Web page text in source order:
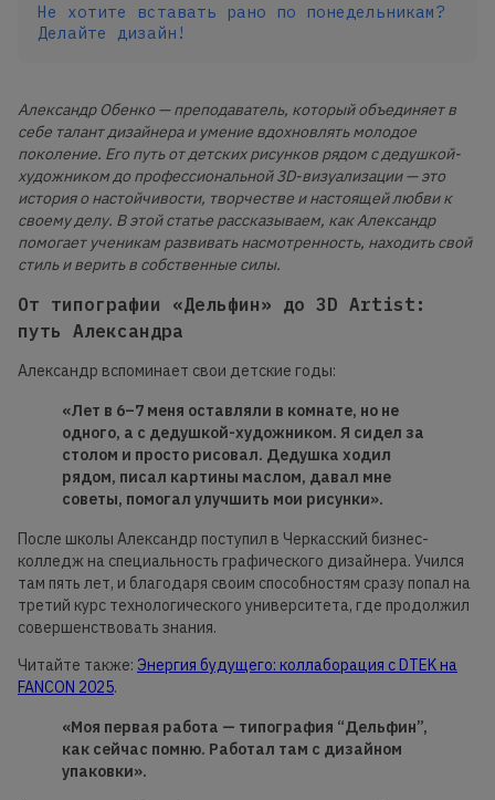
Не хотите вставать рано по понедельникам?
Делайте дизайн!
Александр Обенко — преподаватель, который объединяет в
себе талант дизайнера и умение вдохновлять молодое
поколение. Его путь от детских рисунков рядом с дедушкой-
художником до профессиональной 3D-визуализации — это
история о настойчивости, творчестве и настоящей любви к
своему делу. В этой статье рассказываем, как Александр
помогает ученикам развивать насмотренность, находить свой
стиль и верить в собственные силы.
От типографии «Дельфин» до 3D Artist:
путь Александра
Александр вспоминает свои детские годы:
«Лет в 6–7 меня оставляли в комнате, но не
одного, а с дедушкой-художником. Я сидел за
столом и просто рисовал. Дедушка ходил
рядом, писал картины маслом, давал мне
советы, помогал улучшить мои рисунки».
После школы Александр поступил в Черкасский бизнес-
колледж на специальность графического дизайнера. Учился
там пять лет, и благодаря своим способностям сразу попал на
третий курс технологического университета, где продолжил
совершенствовать знания.
Читайте также: Энергия будущего: коллаборация с DTEK на
FANCON 2025.
«Моя первая работа — типография “Дельфин”,
как сейчас помню. Работал там с дизайном
упаковки».